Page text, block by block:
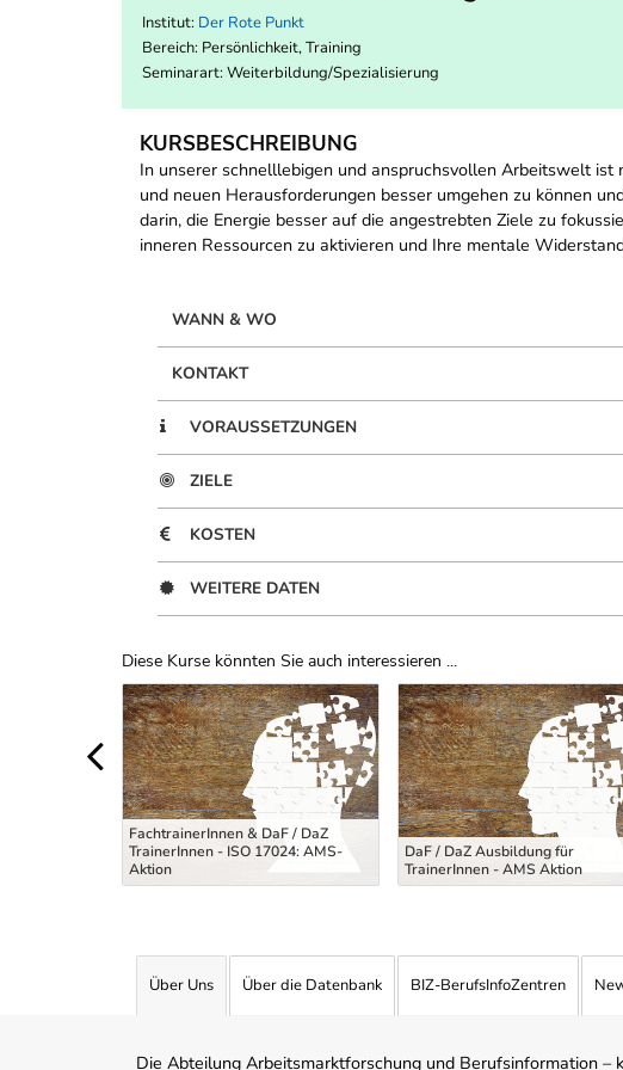
Institut: Der Rote Punkt
Bereich: Persönlichkeit, Training
Seminarart: Weiterbildung/Spezialisierung
KURSBESCHREIBUNG
In unserer schnelllebigen und anspruchsvollen Arbeitswelt
und neuen Herausforderungen besser umgehen zu können
darin, die Energie besser auf die angestrebten Ziele zu
inneren Ressourcen zu aktivieren und Ihre mentale
WANN & WO
KONTAKT
VORAUSSETZUNGEN
ZIELE
KOSTEN
WEITERE DATEN
Diese Kurse könnten Sie auch interessieren ...
Uber Weiterbildungsvorschläge
FachtrainerInnen & DaF / DaZ
TrainerInnen - ISO 17024: AMS-
Aktion
DaF / DaZ Ausbildung für
TrainerInnen - AMS Aktion
Über Uns Über die Datenbank BIZ-BerufsInfoZentren
Die Abteilung Arbeitsmarktforschung und Berufsinformation